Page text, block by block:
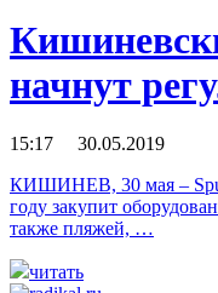
начнут
15:17 30.05.2019
КИШИНЕВ, 30 мая –
году закупит
также пляжей, …
читать